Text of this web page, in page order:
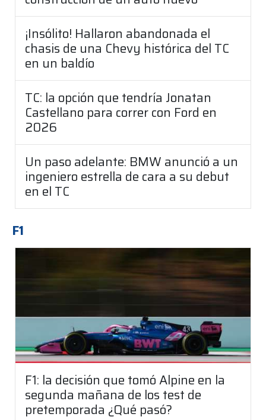
¡Insólito! Hallaron abandonada el
chasis de una Chevy histórica del TC
en un baldío
TC: la opción que tendría Jonatan
Castellano para correr con Ford en
2026
Un paso adelante: BMW anunció a un
ingeniero estrella de cara a su debut
en el TC
F1
F1: la decisión que tomó Alpine en la
segunda mañana de los test de
pretemporada ¿Qué pasó?